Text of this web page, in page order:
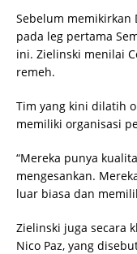
Sebelum memikirkan
pada leg pertama
ini. Zielinski menilai
remeh.
Tim yang kini dilatih
memiliki organisasi
“Mereka punya
mengesankan.
luar biasa dan
Zielinski juga secara
Nico Paz, yang